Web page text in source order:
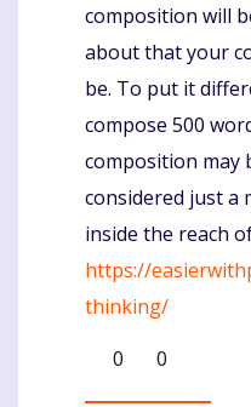
composition will
about that your
be. To put it
compose 500
composition may
considered just a
inside the reach
https://
thinking/
0
0